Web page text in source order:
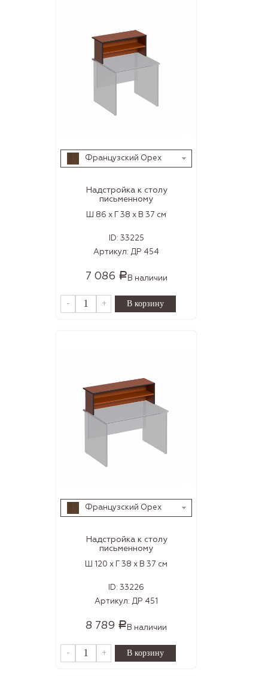
Французский Орех
Надстройка к столу
письменному
Ш 86 x Г 38 x В 37 см
ID: 33225
Артикул: ДР 454
7 086 Р В наличии
- +
Французский Орех
Надстройка к столу
письменному
Ш 120 x Г 38 x В 37 см
ID: 33226
Артикул: ДР 451
8 789 Р В наличии
- +